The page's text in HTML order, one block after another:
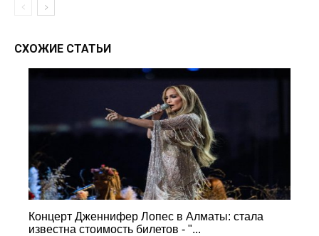
СХОЖИЕ СТАТЬИ
Концерт Дженнифер Лопес в Алматы: стала
известна стоимость билетов - "...